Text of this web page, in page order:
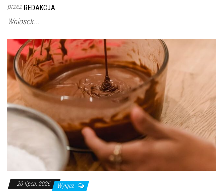
przez REDAKCJA
Wniosek...
20 lipca, 2026 Wyłącz